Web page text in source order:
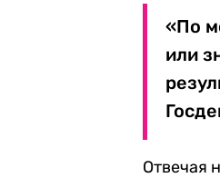
«По
или
Отвечая